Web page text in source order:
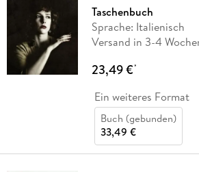
Taschenbuch
Sprache: Italienisch
Versand in 3-4
23,49 €*
Ein weiteres Format
Buch (gebunden)
33,49 €